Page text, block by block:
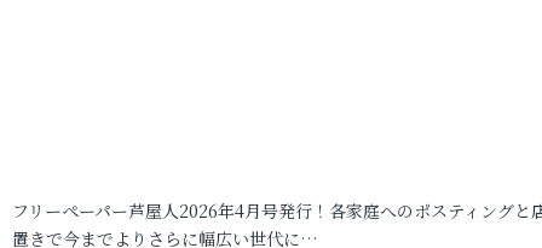
フリーペーパー芦屋人2026年4月号発行！各家庭へのポスティングと
置きで今までよりさらに幅広い世代に…